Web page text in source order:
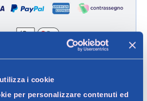
i cookie
per personalizzare contenuti ed
a partire da 49 €
gratuito per i clienti registrati